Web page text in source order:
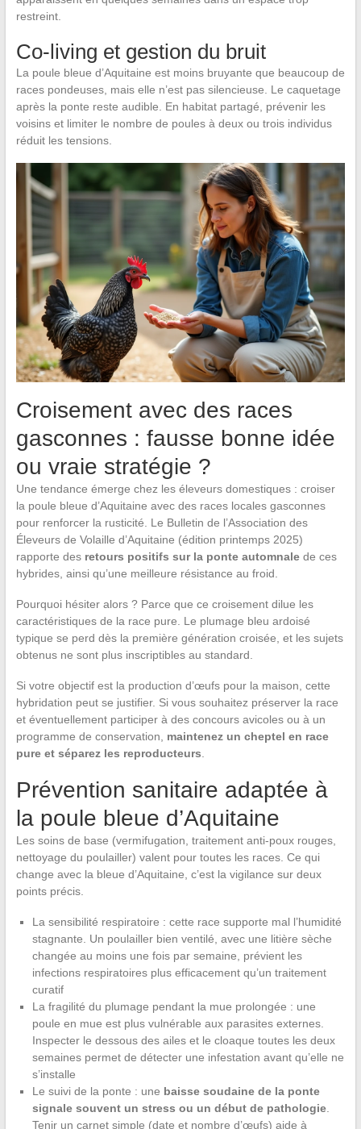
restreint.
Co-living et gestion du bruit
La poule bleue d’Aquitaine est moins bruyante que beaucoup de
races pondeuses, mais elle n’est pas silencieuse. Le caquetage
après la ponte reste audible. En habitat partagé, prévenir les
voisins et limiter le nombre de poules à deux ou trois individus
réduit les tensions.
Croisement avec des races
gasconnes : fausse bonne idée
ou vraie stratégie ?
Une tendance émerge chez les éleveurs domestiques : croiser
la poule bleue d’Aquitaine avec des races locales gasconnes
pour renforcer la rusticité. Le Bulletin de l’Association des
Éleveurs de Volaille d’Aquitaine (édition printemps 2025)
rapporte des retours positifs sur la ponte automnalede ces
hybrides, ainsi qu’une meilleure résistance au froid.
Pourquoi hésiter alors ? Parce que ce croisement dilue les
caractéristiques de la race pure. Le plumage bleu ardoisé
typique se perd dès la première génération croisée, et les sujets
obtenus ne sont plus inscriptibles au standard.
Si votre objectif est la production d’œufs pour la maison, cette
hybridation peut se justifier. Si vous souhaitez préserver la race
et éventuellement participer à des concours avicoles ou à un
programme de conservation, maintenez un cheptel en race
pure et séparez les reproducteurs.
Prévention sanitaire adaptée à
la poule bleue d’Aquitaine
Les soins de base (vermifugation, traitement anti-poux rouges,
nettoyage du poulailler) valent pour toutes les races. Ce qui
change avec la bleue d’Aquitaine, c’est la vigilance sur deux
points précis.
La sensibilité respiratoire : cette race supporte mal l’humidité
stagnante. Un poulailler bien ventilé, avec une litière sèche
changée au moins une fois par semaine, prévient les
infections respiratoires plus efficacement qu’un traitement
curatif
La fragilité du plumage pendant la mue prolongée : une
poule en mue est plus vulnérable aux parasites externes.
Inspecter le dessous des ailes et le cloaque toutes les deux
semaines permet de détecter une infestation avant qu’elle ne
s’installe
Le suivi de la ponte : une baisse soudaine de la ponte
signale souvent un stress ou un début de pathologie.
Tenir un carnet simple (date et nombre d’œufs) aide à